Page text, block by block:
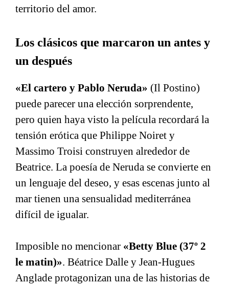
territorio del amor.
Los clásicos que marcaron un antes y
un después
«El cartero y Pablo Neruda» (Il Postino)
puede parecer una elección sorprendente,
pero quien haya visto la película recordará la
tensión erótica que Philippe Noiret y
Massimo Troisi construyen alrededor de
Beatrice. La poesía de Neruda se convierte en
un lenguaje del deseo, y esas escenas junto al
mar tienen una sensualidad mediterránea
difícil de igualar.
Imposible no mencionar «Betty Blue (37º 2
le matin)». Béatrice Dalle y Jean-Hugues
Anglade protagonizan una de las historias de